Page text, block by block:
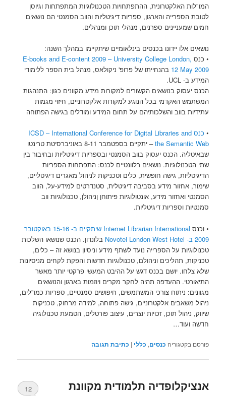
המו"לות האלקטרונית, ההתפתחויות הטכנולוגיות המתפתחות וגיוסן
לטובת הספרייה והארגון, ספריות דיגיטליות והווב הסמנטי הם נושאים
חמים שמעניינים ספרנים, מנהלי תוכן ומנהלים.
נושאים אלו יידונו בכנסים בינלאומיים שיתקיימו במהלך השנה:
• כנס E-books and E-content 2009 – University College London,
12 May 2009 בהנחייתו של פרופ' ניקולאס, מנהל בית הספר ללימודי
המידע ב- UCL.
הכנס יעסוק בנושאים הקשורים למקורות מידע מקוונים כגון: התנהגות
המשתמש האקדמי בכל הנוגע למקורות אלקטרוניים, חיזוי מגמות
עתידיות בווב והשלכותיהם על תחום המידע ומודלים בגישה הפתוחה
•
כנס ICSD – International Conference for Digital Libraries and
the Semantic Web
– יתקיים בספטמבר 8-11 באוניברסיטת טרינטו
שבאיטליה. הכנס יעסוק בווב הסמנטי ובספריות דיגיטליות ובחיבור בין
שתי הטכנולוגיות. נושאים רלוונטיים לכנס: התפתחות הספריות
הדיגיטליות, גישה חופשית, כלים וטכניקות לניהול מאגרים דיגיטליים,
שימור, אחזור מידע בסביבה דיגיטלית, סטנדרטים למידע-על, הווב
הסמנטי ואחזור מידע, אונטולוגיות פיתוחן ןניהולן, טכנולוגיות ווב
סמנטיות וספריות דיגיטליות.
• וכנס
Internet Librarian International שיתקיים ב- 15-16 באוקטובר
2009 ב- Novotel London West Hotel
בלונדון. הכנס שנושאו השלכות
טכנולוגיות על הספרייה נועד לשתף מידע וניסיון בנושא זה – כלים,
טכניקות, תהליכים וניהולם, טכנולוגיות חדשות והפקת לקחים מניסיונות
שלא צלחו. יושם בכנס דגש על ההיבט המעשי פרקטי יותר מאשר
התיאורטי. ההעדפה תהיה לחקר מקרים ויוזמות בארגון והנושאים
מגוונים: ניתוח צורכי המשתמשים, חיפושים סמנטיים, ספריות כמו"לים,
ניהול משאבים אלקטרוניים, גישה פתוחה, למידה מרחוק, טכניקות
שיווק, ניהול תוכן, זכויות יוצרים, עיצוב פורטלים, הטמעת טכנולוגיה
חדשה ועוד…
פורסם בקטגוריה כנסים, כללי | כתיבת תגובה
אנציקלופדיה תלמודית מקוונת 12